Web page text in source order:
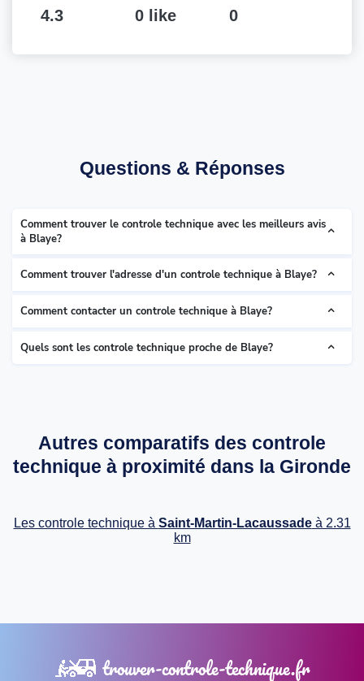
4.3 0 like 0
Questions & Réponses
Comment trouver le controle technique avec les meilleurs avis
à Blaye?
Comment trouver l'adresse d'un controle technique à Blaye?
Comment contacter un controle technique à Blaye?
Quels sont les controle technique proche de Blaye?
Autres comparatifs des controle
technique à proximité dans la Gironde
Les controle technique à Saint-Martin-Lacaussadeà 2.31
km
trouver-controle-technique.fr